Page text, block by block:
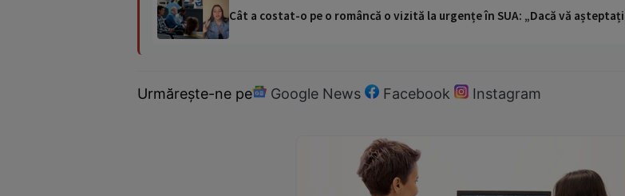
Cât a costat-o pe o româncă o vizită la urgențe în SUA: „Dacă vă
Urmărește-ne pe Google News Facebook Instagram